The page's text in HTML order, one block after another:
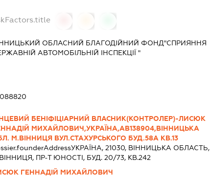
ОБЛАСНИЙ БЛАГОДІЙНИЙ ФОНД"СПРИЯННЯ
АВТОМОБІЛЬНІЙ ІНСПЕКЦІЇ "
БЕНІФІЦІАРНИЙ ВЛАСНИК(КОНТРОЛЕР)-ЛИСЮК
МИХАЙЛОВИЧ,УКРАЇНА,АВ138904,ВІННИЦЬКА
М.ВІННИЦЯ ВУЛ.СТАХУРСЬКОГО БУД.58А КВ.13
УКРАЇНА, 21030, ВIННИЦЬКА ОБЛАСТЬ,
ПР-Т ЮНОСТІ, БУД. 20/73, КВ.242
ГЕННАДІЙ МИХАЙЛОВИЧ